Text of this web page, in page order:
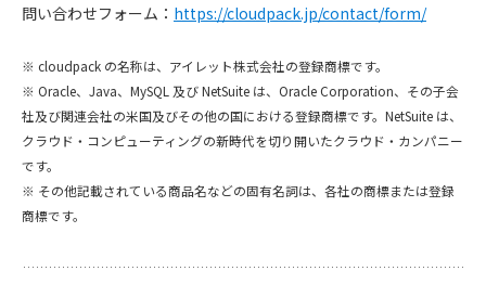
問い合わせフォーム： https://cloudpack.jp/contact/form/
※ cloudpack の名称は、アイレット株式会社の登録商標です。
※ Oracle、Java、MySQL 及び NetSuite は、Oracle Corporation、その子会
社及び関連会社の米国及びその他の国における登録商標です。NetSuite は、
クラウド・コンピューティングの新時代を切り開いたクラウド・カンパニー
です。
※ その他記載されている商品名などの固有名詞は、各社の商標または登録
商標です。
お
せ